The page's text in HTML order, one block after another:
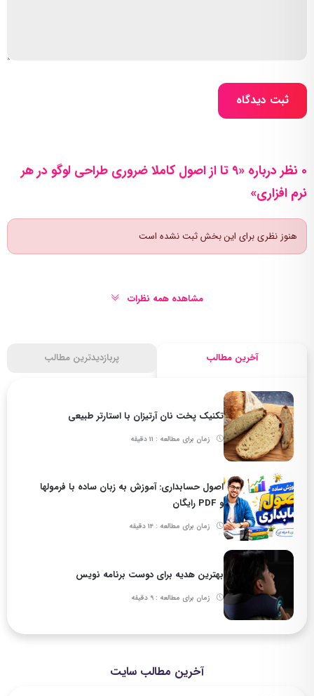
آخرین مطالب پربازدیدترین مطالب
تکنیک پخت نان آرتیزان با استارتر طبیعی
زمان برای مطالعه : 11 دقیقه
اصول حسابداری: آموزش به زبان ساده با فرمولها
و PDF رایگان
زمان برای مطالعه : 14 دقیقه
بهترین هدیه برای دوست برنامه نویس
زمان برای مطالعه : 9 دقیقه
آخرین مطالب سایت
ثبت دیدگاه
0 نظر درباره «۹ تا از اصول کاملا ضروری طراحی لوگو در هر
نرم افزاری»
هنوز نظری برای این بخش ثبت نشده است
مشاهده همه نظرات